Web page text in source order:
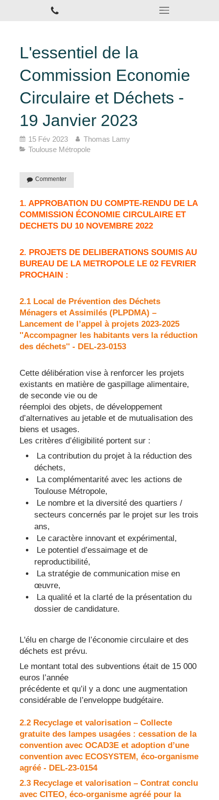
L'essentiel de la
Commission Economie
Circulaire et Déchets -
19 Janvier 2023
15 Fév 2023
Thomas Lamy
Toulouse Métropole
Commenter
1. APPROBATION DU COMPTE-RENDU DE LA
COMMISSION ÉCONOMIE CIRCULAIRE ET
DECHETS DU 10 NOVEMBRE 2022
2. PROJETS DE DELIBERATIONS SOUMIS AU
BUREAU DE LA METROPOLE LE 02 FEVRIER
PROCHAIN :
2.1 Local de Prévention des Déchets
Ménagers et Assimilés (PLPDMA) –
Lancement de l’appel à projets 2023-2025
''Accompagner les habitants vers la réduction
des déchets'' - DEL-23-0153
Cette délibération vise à renforcer les projets
existants en matière de gaspillage alimentaire,
de seconde vie ou de
réemploi des objets, de développement
d’alternatives au jetable et de mutualisation des
biens et usages.
Les critères d’éligibilité portent sur :
La contribution du projet à la réduction des
déchets,
La complémentarité avec les actions de
Toulouse Métropole,
Le nombre et la diversité des quartiers /
secteurs concernés par le projet sur les trois
ans,
Le caractère innovant et expérimental,
Le potentiel d’essaimage et de
reproductibilité,
La stratégie de communication mise en
œuvre,
La qualité et la clarté de la présentation du
dossier de candidature.
L'élu en charge de l’économie circulaire et des
déchets est prévu.
Le montant total des subventions était de 15 000
euros l’année
précédente et qu’il y a donc une augmentation
considérable de l’enveloppe budgétaire.
2.2 Recyclage et valorisation – Collecte
gratuite des lampes usagées : cessation de la
convention avec OCAD3E et adoption d’une
convention avec ECOSYSTEM, éco-organisme
agréé - DEL-23-0154
2.3 Recyclage et valorisation – Contrat conclu
avec CITEO, éco-organisme agréé pour la